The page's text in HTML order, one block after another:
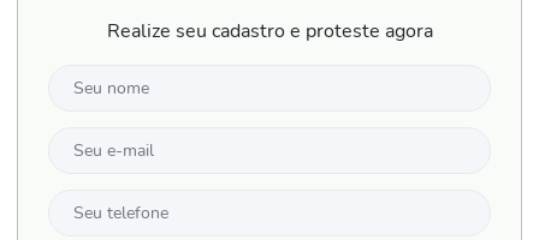
Realize seu cadastro e proteste agora